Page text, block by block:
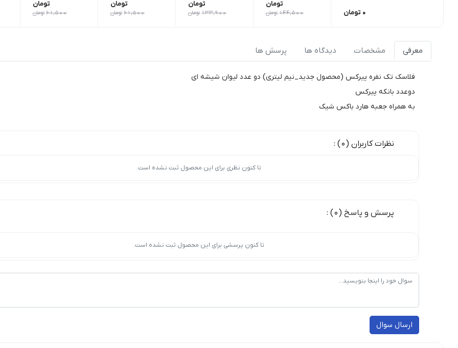
0 تومان
تومان
144,500 تومان
تومان
133,900 تومان
تومان
61,500 تومان
تومان
61,500 تومان
معرفی مشخصات دیدگاه ها پرسش ها
فلاسک تک نفره پیرکس (محصول جدید_نیم لیتری) دو عدد لیوان شیشه ای
دوعدد بانکه پیرکس
به همراه جعبه هارد باکس شیک
نظرات کاربران (0) :
تا کنون نظری برای این محصول ثبت نشده است.
پرسش و پاسخ (0) :
تا کنون پرسشی برای این محصول ثبت نشده است.
ارسال سوال